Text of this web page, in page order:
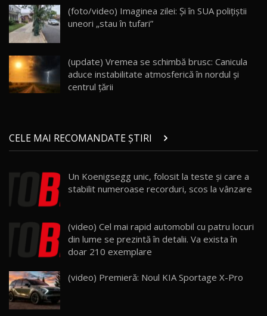
30:08
AutoBlog.MD
23:36
20
Noul ZEEKR 7X / Test Drive AutoBlog.MD
29:08
21
Micul BYD Dolphin Surf / Test Drive
AutoBlog.MD
16:59
Noua Mazda 6e / Test Drive AutoBlog.MD
26:59
Lynk & Co 01 / Test Drive AutoBlog.MD
25:19
24
ZEEKR 009: Cel mai Performant și Confortabil
Van Electric Testat în Moldova / AutoBlog.MD
(foto/video) Imaginea zilei: Și în SUA polițiștii
uneori „stau în tufari”
(update) Vremea se schimbă brusc: Canicula
aduce instabilitate atmosferică în nordul și
centrul țării
CELE MAI RECOMANDATE ȘTIRI
Un Koenigsegg unic, folosit la teste şi care a
stabilit numeroase recorduri, scos la vânzare
(video) Cel mai rapid automobil cu patru locuri
din lume se prezintă în detalii. Va exista în
doar 210 exemplare
(video) Premieră: Noul KIA Sportage X-Pro